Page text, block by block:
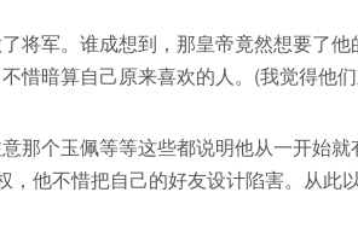
军。谁成想到，那皇帝竟然想要了他
惜暗算自己原来喜欢的人。(我觉得他
个玉佩等等这些都说明他从一开始就
他不惜把自己的好友设计陷害。从此